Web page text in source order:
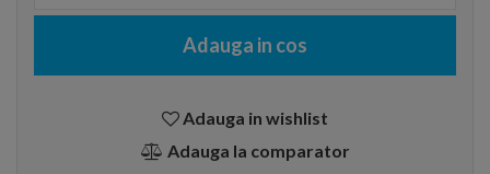
Adauga in cos
Adauga in wishlist
Adauga la comparator